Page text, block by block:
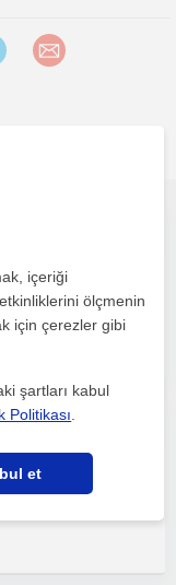
içeriği
ölçmenin
için çerezler gibi
şartları kabul
Politikası
et